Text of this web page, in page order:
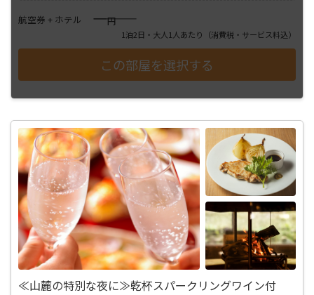
航空券 + ホテル ――――円
1泊2日・大人1人あたり （消費税・サービス料込）
≪山麓の特別な夜に≫乾杯スパークリングワイン付